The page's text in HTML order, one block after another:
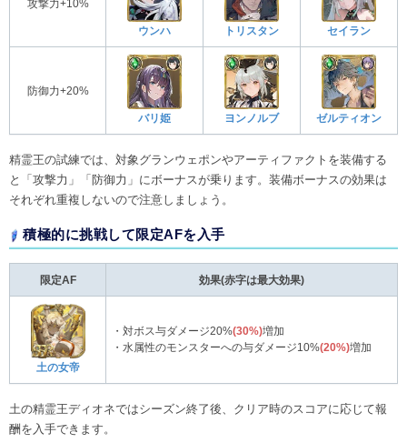
攻撃力+10%
ウンハ トリスタン セイラン
防御力+20%
バリ姫 ヨンノルブ ゼルティオン
精霊王の試練では、対象グランウェポンやアーティファクトを装備する
と「攻撃力」「防御力」にボーナスが乗ります。装備ボーナスの効果は
それぞれ重複しないので注意しましょう。
積極的に挑戦して限定AFを入手
限定AF 効果(赤字は最大効果)
土の女帝
・対ボス与ダメージ20%(30%)増加
・水属性のモンスターへの与ダメージ10%(20%)増加
土の精霊王ディオネではシーズン終了後、クリア時のスコアに応じて報
酬を入手できます。